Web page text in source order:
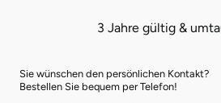
3 Jahre gültig &
Sie wünschen den persönlichen Kontakt?
Bestellen Sie bequem per Telefon!
Bruchsal
Nürnberg
Sonneberg